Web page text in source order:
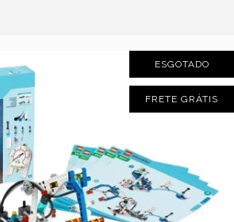
ESGOTADO
FRETE GRÁTIS